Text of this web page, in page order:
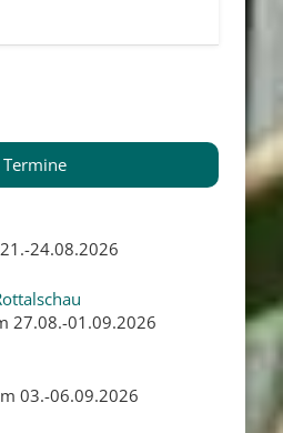
Termine
24.08.2026
27.08.-01.09.2026
03.-06.09.2026